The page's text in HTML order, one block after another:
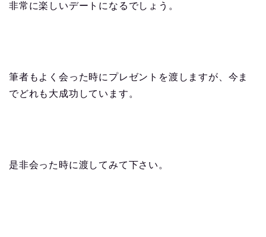
非常に楽しいデートになるでしょう。
筆者もよく会った時にプレゼントを渡しますが、今ま
でどれも大成功しています。
是非会った時に渡してみて下さい。